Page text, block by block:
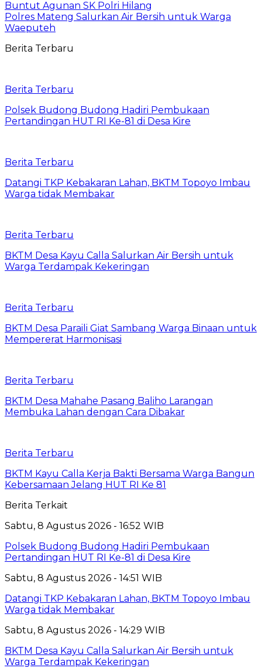
Buntut Agunan SK Polri Hilang
Polres Mateng Salurkan Air Bersih untuk Warga
Waeputeh
Berita Terbaru
Berita Terbaru
Polsek Budong Budong Hadiri Pembukaan
Pertandingan HUT RI Ke-81 di Desa Kire
Berita Terbaru
Datangi TKP Kebakaran Lahan, BKTM Topoyo Imbau
Warga tidak Membakar
Berita Terbaru
BKTM Desa Kayu Calla Salurkan Air Bersih untuk
Warga Terdampak Kekeringan
Berita Terbaru
BKTM Desa Paraili Giat Sambang Warga Binaan untuk
Mempererat Harmonisasi
Berita Terbaru
BKTM Desa Mahahe Pasang Baliho Larangan
Membuka Lahan dengan Cara Dibakar
Berita Terbaru
BKTM Kayu Calla Kerja Bakti Bersama Warga Bangun
Kebersamaan Jelang HUT RI Ke 81
Berita Terkait
Sabtu, 8 Agustus 2026 - 16:52 WIB
Polsek Budong Budong Hadiri Pembukaan
Pertandingan HUT RI Ke-81 di Desa Kire
Sabtu, 8 Agustus 2026 - 14:51 WIB
Datangi TKP Kebakaran Lahan, BKTM Topoyo Imbau
Warga tidak Membakar
Sabtu, 8 Agustus 2026 - 14:29 WIB
BKTM Desa Kayu Calla Salurkan Air Bersih untuk
Warga Terdampak Kekeringan